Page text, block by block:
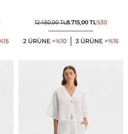
12.450,00TL8.715,00TL%30